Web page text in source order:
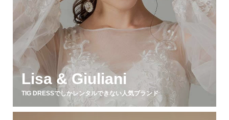
Lisa & Giuliani
TIG DRESSでしかレンタルできない人気ブランド